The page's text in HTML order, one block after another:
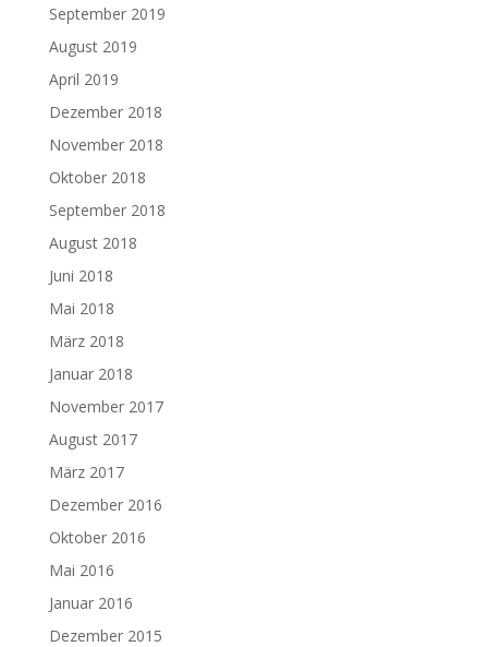
September 2019
August 2019
April 2019
Dezember 2018
November 2018
Oktober 2018
September 2018
August 2018
Juni 2018
Mai 2018
März 2018
Januar 2018
November 2017
August 2017
März 2017
Dezember 2016
Oktober 2016
Mai 2016
Januar 2016
Dezember 2015